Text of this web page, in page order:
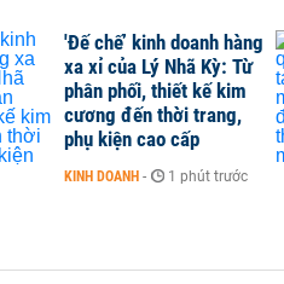
'Đế chế’ kinh doanh hàng
xa xỉ của Lý Nhã Kỳ: Từ
phân phối, thiết kế kim
cương đến thời trang,
phụ kiện cao cấp
KINH DOANH - 1 phút trước